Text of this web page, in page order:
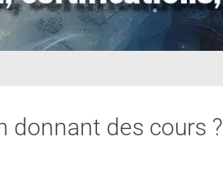
donnant des cours ?